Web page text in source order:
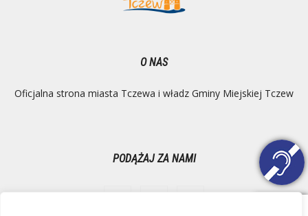
O NAS
Oficjalna strona miasta Tczewa i władz Gminy Miejskiej Tczew
PODĄŻAJ ZA NAMI